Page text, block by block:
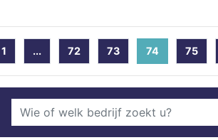
1 ... 72 73 74 (current)
75